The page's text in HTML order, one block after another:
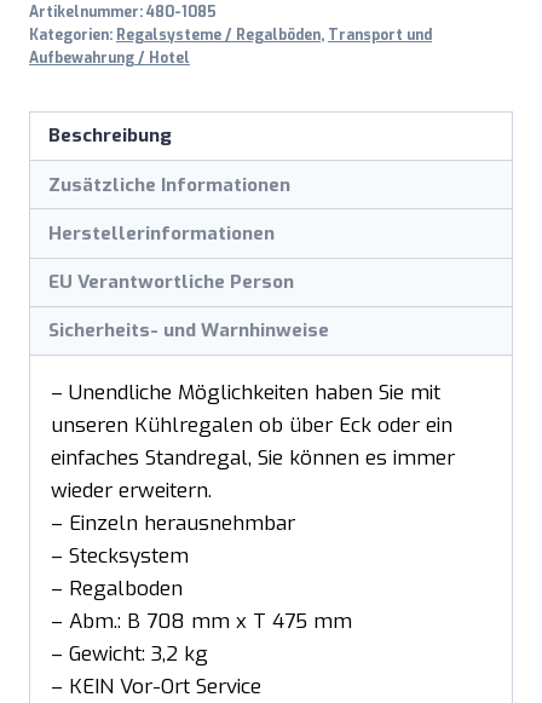
Artikelnummer:480-1085
Kategorien: Regalsysteme / Regalböden, Transport und
Aufbewahrung / Hotel
Beschreibung
Zusätzliche Informationen
Herstellerinformationen
EU Verantwortliche Person
Sicherheits- und Warnhinweise
– Unendliche Möglichkeiten haben Sie mit
unseren Kühlregalen ob über Eck oder ein
einfaches Standregal, Sie können es immer
wieder erweitern.
– Einzeln herausnehmbar
– Stecksystem
– Regalboden
– Abm.: B 708 mm x T 475 mm
– Gewicht: 3,2 kg
– KEIN Vor-Ort Service